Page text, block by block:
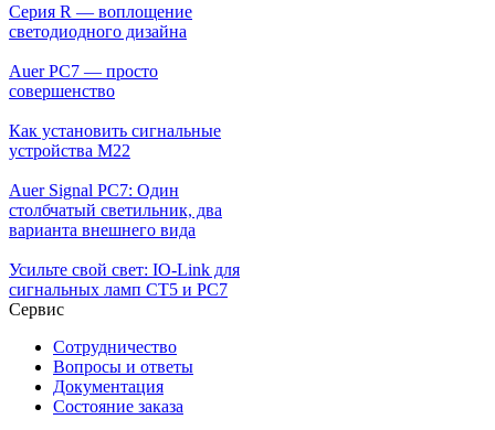
Серия R — воплощение
светодиодного дизайна
Auer PC7 — просто
совершенство
Как установить сигнальные
устройства М22
Auer Signal PC7: Один
столбчатый светильник, два
варианта внешнего вида
Усильте свой свет: IO-Link для
сигнальных ламп CT5 и PC7
Сервис
Сотрудничество
Вопросы и ответы
Документация
Состояние заказа